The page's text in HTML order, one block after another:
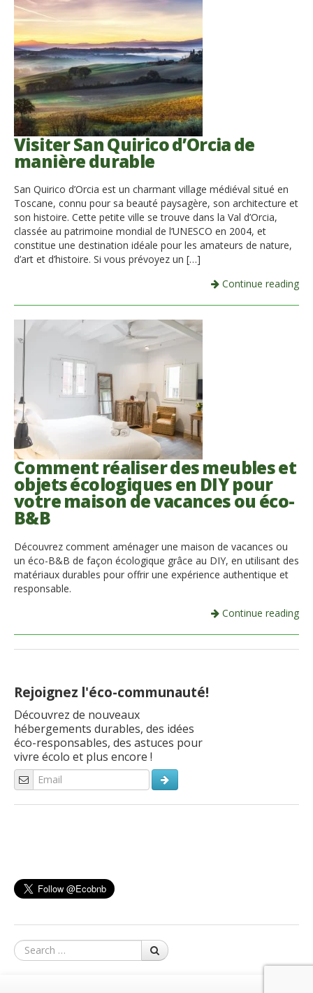
Visiter San Quirico d’Orcia de
manière durable
San Quirico d’Orcia est un charmant village médiéval situé en
Toscane, connu pour sa beauté paysagère, son architecture et
son histoire. Cette petite ville se trouve dans la Val d’Orcia,
classée au patrimoine mondial de l’UNESCO en 2004, et
constitue une destination idéale pour les amateurs de nature,
d’art et d’histoire. Si vous prévoyez un […]
Continue reading
Comment réaliser des meubles et
objets écologiques en DIY pour
votre maison de vacances ou éco-
B&B
Découvrez comment aménager une maison de vacances ou
un éco-B&B de façon écologique grâce au DIY, en utilisant des
matériaux durables pour offrir une expérience authentique et
responsable.
Continue reading
Rejoignez l'éco-communauté!
Découvrez de nouveaux
hébergements durables, des idées
éco-responsables, des astuces pour
vivre écolo et plus encore !
Search